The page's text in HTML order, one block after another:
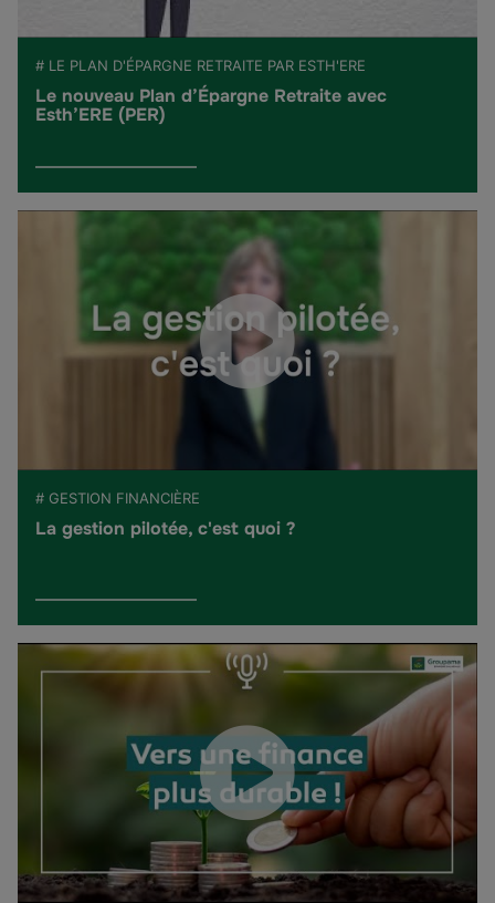
# LE PLAN D'ÉPARGNE RETRAITE PAR ESTH'ERE
Le nouveau Plan d’Épargne Retraite avec
Esth’ERE (PER)
# GESTION FINANCIÈRE
La gestion pilotée, c'est quoi ?